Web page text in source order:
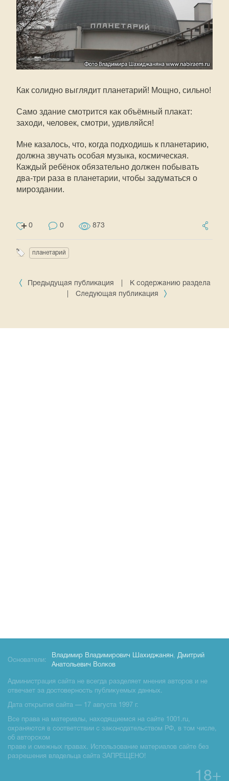
Как солидно выглядит планетарий! Мощно, сильно!
Само здание смотрится как объёмный плакат:
заходи, человек, смотри, удивляйся!
Мне казалось, что, когда подходишь к планетарию,
должна звучать особая музыка, космическая.
Каждый ребёнок обязательно должен побывать
два-три раза в планетарии, чтобы задуматься о
мироздании.
0 0 873
планетарий
Предыдущая публикация
К содержанию раздела
Следующая публикация
Основатели:
Владимир Владимирович Шахиджанян, Дмитрий
Анатольевич Волков
Администрация сайта не всегда разделяет мнения авторов и не
отвечает за достоверность публикуемых данных.
Дата открытия сайта — 17 августа 1997 г.
Все права на материалы, находящиемся на сайте 1001.ru,
охраняются в соответствии с законодательством РФ, в том числе,
об авторском
праве и смежных правах. Использование материалов сайте без
разрешения владельца сайта ЗАПРЕЩЕНО!
18+